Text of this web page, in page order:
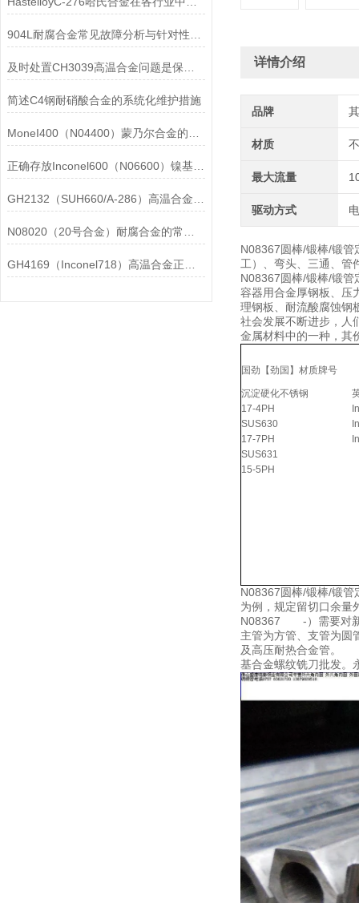
简述C4钢耐硝酸合金的系统化维护措施
正确存放Inconel600（N06600）镍基合金的重要性介绍
详情介绍
品牌
材质
最大流量
驱动方式
N08367圆棒/锻棒/锻管
工）、弯头、三通、管
N08367圆棒/锻棒/锻
容器用合金厚钢板、压
理钢板、耐流酸腐蚀
社会发展不断进步，人
金属材料中的一种，其
国劲【劲国】材质牌号
沉淀硬化不锈钢
17-4PH
SUS630
17-7PH
SUS631
15-5PH
N08367圆棒/锻棒/锻
为例，规定留切口余量
N08367 -）需要对新
主管为方管、支管为圆
及高压耐热合金管。
基合金螺纹铣刀批发。